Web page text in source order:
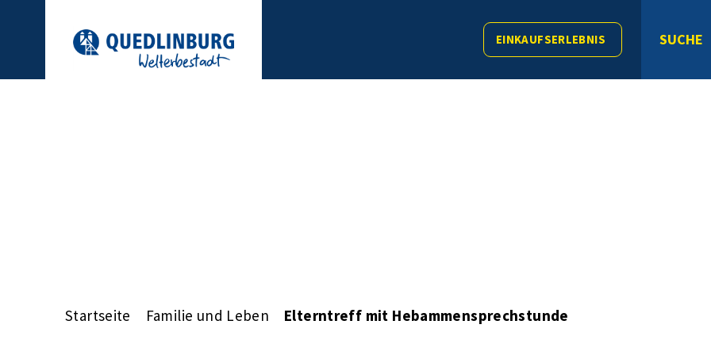
EINKAUFSERLEBNIS SUCHE
Startseite Familie und Leben Elterntreff mit Hebammensprechstunde